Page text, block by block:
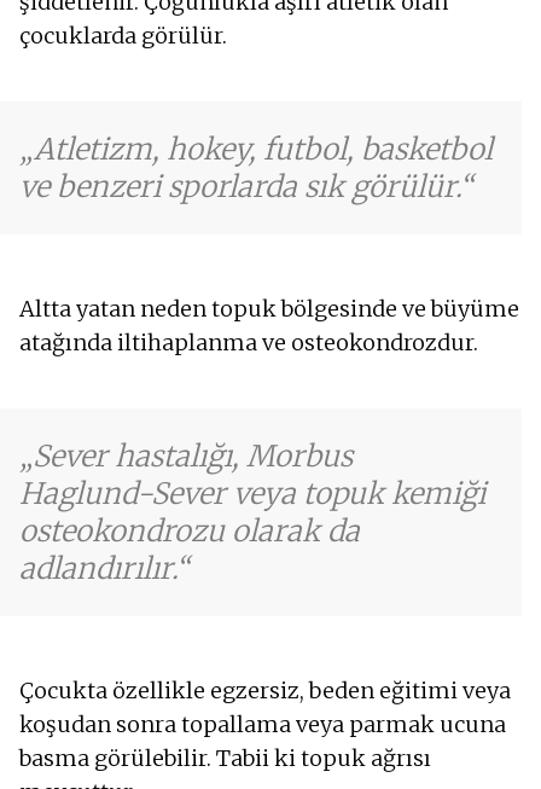
çocuklarda görülür.
Atletizm, hokey, futbol, basketbol
ve benzeri sporlarda sık görülür.
Altta yatan neden topuk bölgesinde ve büyüme
atağında iltihaplanma ve osteokondrozdur.
Sever hastalığı, Morbus
Haglund-Sever veya topuk kemiği
osteokondrozu olarak da
adlandırılır.
Çocukta özellikle egzersiz, beden eğitimi veya
koşudan sonra topallama veya parmak ucuna
basma görülebilir. Tabii ki topuk ağrısı